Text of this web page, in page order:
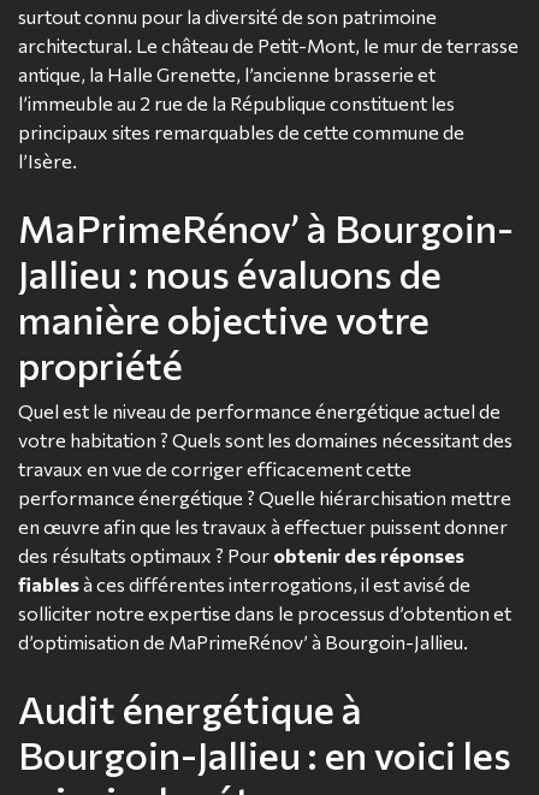
surtout connu pour la diversité de son patrimoine
architectural. Le château de Petit-Mont, le mur de terrasse
antique, la Halle Grenette, l’ancienne brasserie et
l’immeuble au 2 rue de la République constituent les
principaux sites remarquables de cette commune de
l’Isère.
MaPrimeRénov’ à Bourgoin-
Jallieu : nous évaluons de
manière objective votre
propriété
Quel est le niveau de performance énergétique actuel de
votre habitation ? Quels sont les domaines nécessitant des
travaux en vue de corriger efficacement cette
performance énergétique ? Quelle hiérarchisation mettre
en œuvre afin que les travaux à effectuer puissent donner
des résultats optimaux ? Pour obtenir des réponses
fiablesà ces différentes interrogations, il est avisé de
solliciter notre expertise dans le processus d’obtention et
d’optimisation de MaPrimeRénov’ à Bourgoin-Jallieu.
Audit énergétique à
Bourgoin-Jallieu : en voici les